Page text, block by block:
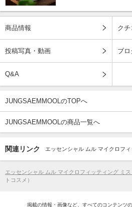
商品情報 クチ
投稿写真・動画 ブロ
Q&A
JUNGSAEMMOOLのTOPへ
JUNGSAEMMOOLの商品一覧へ
関連リンク エッセンシャル ムル マイクロフ
エッセンシャル ムル マイクロフィッティング ミス
トコスメ）
掲載の情報・画像など、すべてのコンテンツ